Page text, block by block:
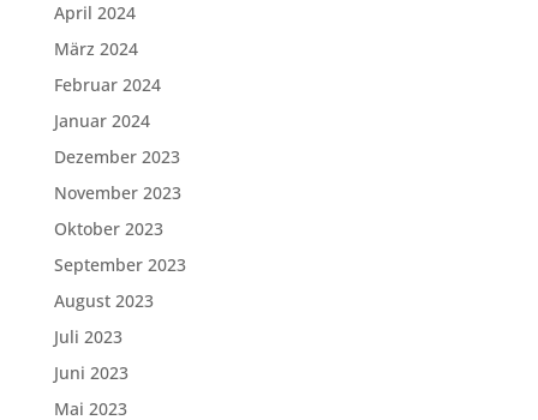
April 2024
März 2024
Februar 2024
Januar 2024
Dezember 2023
November 2023
Oktober 2023
September 2023
August 2023
Juli 2023
Juni 2023
Mai 2023